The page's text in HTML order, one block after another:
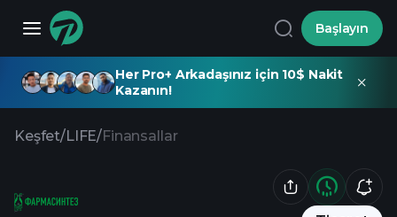
Başlayın
Her Pro+ Arkadaşınız için 10$ Nakit
Kazanın!
Keşfet/LIFE/Finansallar